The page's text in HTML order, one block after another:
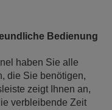
Bedienung
haben Sie alle
die Sie benötigen,
zeigt Ihnen an,
verbleibende Zeit